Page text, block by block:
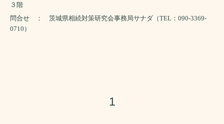
３階
問合せ ： 茨城県相続対策研究会事務局サナダ（TEL ： 090-3369-
0710 ）
1